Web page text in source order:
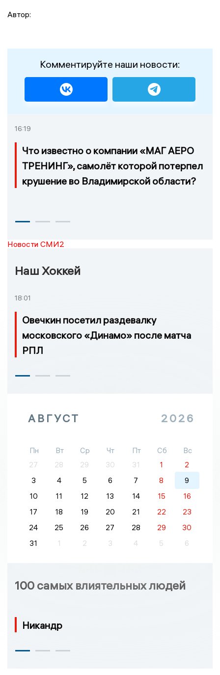
Автор:
Комментируйте наши новости:
16:19
Что известно о компании «МАГ АЕРО
ТРЕНИНГ», самолёт которой потерпел
крушение во Владимирской области?
Новости СМИ2
Наш Хоккей
18:01
Овечкин посетил раздевалку
московского «Динамо» после матча
РПЛ
АВГУСТ 2026
Пн Вт Ср Чт Пт Сб
Вс
27
28 29 30 31 1
2
3
4 5 6 7 8
9
10
11 12 13 14 15
16
17
18 19 20 21 22
23
24
25 26 27 28 29
30
31
1 2 3 4 5 6
100 самых влиятельных людей
Никандр